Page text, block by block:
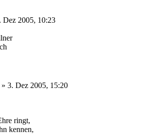
Dez 2005, 10:23
» 3. Dez 2005, 15:20
ringt,
kennen,